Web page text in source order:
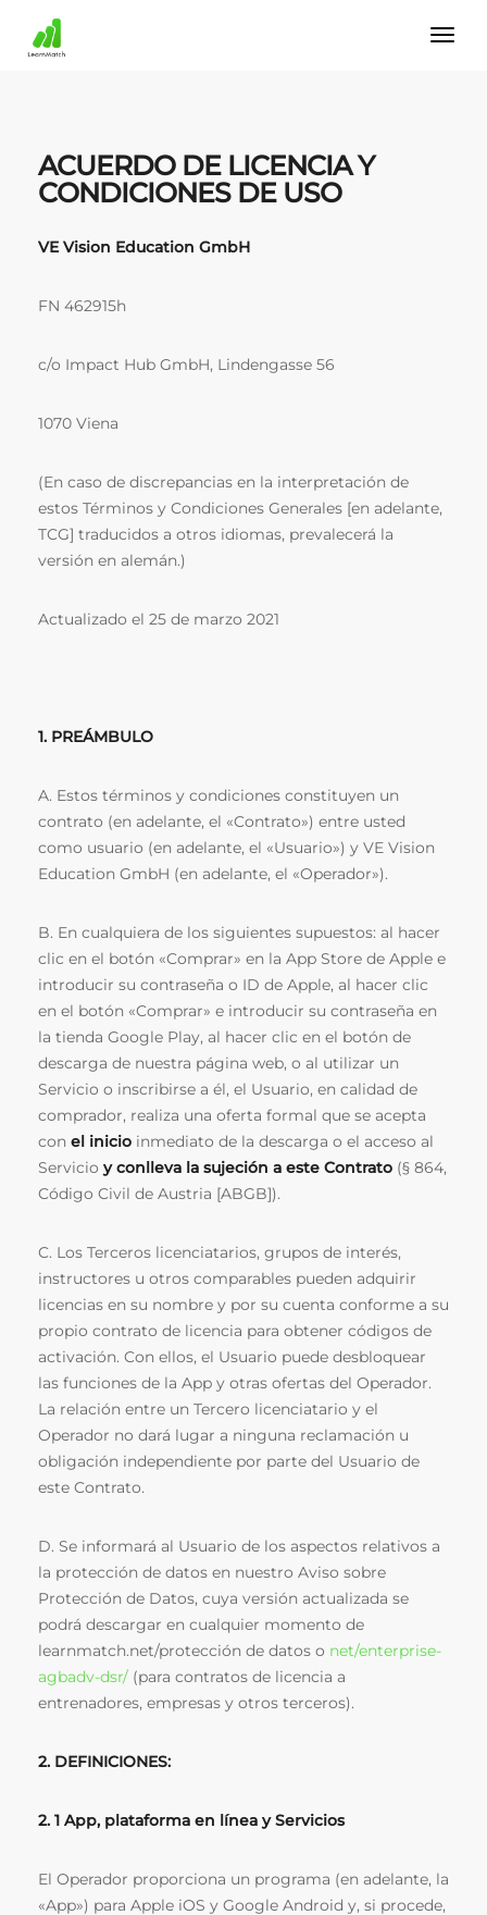
ACUERDO DE LICENCIA Y
CONDICIONES DE USO
VE Vision Education GmbH
FN 462915h
c/o Impact Hub GmbH, Lindengasse 56
1070 Viena
(En caso de discrepancias en la interpretación de
estos Términos y Condiciones Generales [en adelante,
TCG] traducidos a otros idiomas, prevalecerá la
versión en alemán.)
Actualizado el 25 de marzo 2021
1. PREÁMBULO
A. Estos términos y condiciones constituyen un
contrato (en adelante, el «Contrato») entre usted
como usuario (en adelante, el «Usuario») y VE Vision
Education GmbH (en adelante, el «Operador»).
B. En cualquiera de los siguientes supuestos: al hacer
clic en el botón «Comprar» en la App Store de Apple e
introducir su contraseña o ID de Apple, al hacer clic
en el botón «Comprar» e introducir su contraseña en
la tienda Google Play, al hacer clic en el botón de
descarga de nuestra página web, o al utilizar un
Servicio o inscribirse a él, el Usuario, en calidad de
comprador, realiza una oferta formal que se acepta
con el inicio inmediato de la descarga o el acceso al
Servicio y conlleva la sujeción a este Contrato (§ 864,
Código Civil de Austria [ABGB]).
C. Los Terceros licenciatarios, grupos de interés,
instructores u otros comparables pueden adquirir
licencias en su nombre y por su cuenta conforme a su
propio contrato de licencia para obtener códigos de
activación. Con ellos, el Usuario puede desbloquear
las funciones de la App y otras ofertas del Operador.
La relación entre un Tercero licenciatario y el
Operador no dará lugar a ninguna reclamación u
obligación independiente por parte del Usuario de
este Contrato.
D. Se informará al Usuario de los aspectos relativos a
la protección de datos en nuestro Aviso sobre
Protección de Datos, cuya versión actualizada se
podrá descargar en cualquier momento de
learnmatch.net/protección de datos o net/enterprise-
agbadv-dsr/ (para contratos de licencia a
entrenadores, empresas y otros terceros).
2. DEFINICIONES:
2. 1 App, plataforma en línea y Servicios
El Operador proporciona un programa (en adelante, la
«App») para Apple iOS y Google Android y, si procede,